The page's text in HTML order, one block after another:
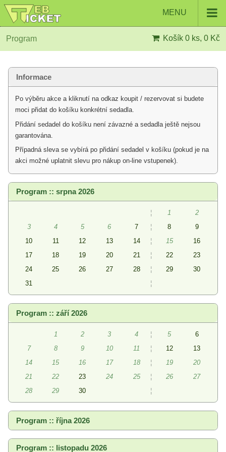
MENU
Program Košík 0 ks, 0 Kč
Informace
Po výběru akce a kliknutí na odkaz koupit / rezervovat si budete
moci přidat do košíku konkrétní sedadla.
Přidání sedadel do košíku není závazné a sedadla ještě nejsou
garantována.
Případná sleva se vybírá po přidání sedadel v košíku (pokud je na
akci možné uplatnit slevu pro nákup on-line vstupenek).
Program :: srpna 2026
¦ 1
2
3
4 5 6 7 ¦ 8
9
10
11 12 13 14 ¦ 15
16
17
18 19 20 21 ¦ 22
23
24
25 26 27 28 ¦ 29
30
31
¦
Program :: září 2026
1 2 3 4 ¦ 5
6
7
8 9 10 11 ¦ 12
13
14
15 16 17 18 ¦ 19
20
21
22 23 24 25 ¦ 26
27
28
29 30 ¦
Program :: října 2026
Program :: listopadu 2026